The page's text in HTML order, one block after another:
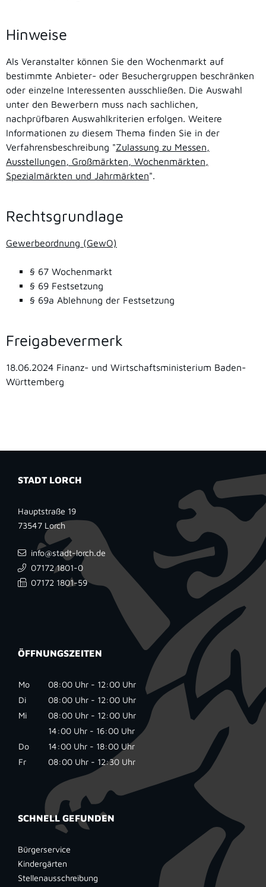
Hinweise
Als Veranstalter können Sie den Wochenmarkt auf
bestimmte Anbieter- oder Besuchergruppen beschränken
oder einzelne Interessenten ausschließen. Die Auswahl
unter den Bewerbern muss nach sachlichen,
nachprüfbaren Auswahlkriterien erfolgen. Weitere
Informationen zu diesem Thema finden Sie in der
Verfahrensbeschreibung "Zulassung zu Messen,
Ausstellungen, Großmärkten, Wochenmärkten,
Spezialmärkten und Jahrmärkten".
Rechtsgrundlage
Gewerbeordnung (GewO)
§ 67 Wochenmarkt
§ 69 Festsetzung
§ 69a Ablehnung der Festsetzung
Freigabevermerk
18.06.2024 Finanz- und Wirtschaftsministerium Baden-
Württemberg
STADT LORCH
Hauptstraße 19
73547 Lorch
info@stadt-lorch.de
07172 1801-0
07172 1801-59
ÖFFNUNGSZEITEN
Mo
08:00 Uhr - 12:00 Uhr
Di
08:00 Uhr - 12:00 Uhr
Mi
08:00 Uhr - 12:00 Uhr
14:00 Uhr - 16:00 Uhr
Do
14:00 Uhr - 18:00 Uhr
Fr
08:00 Uhr - 12:30 Uhr
SCHNELL GEFUNDEN
Bürgerservice
Kindergärten
Stellenausschreibung